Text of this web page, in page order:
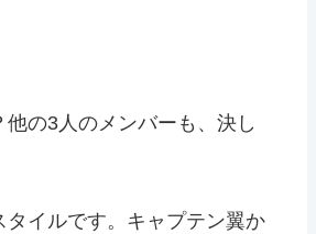
の3人のメンバーも、決し
イルです。キャプテン翼か